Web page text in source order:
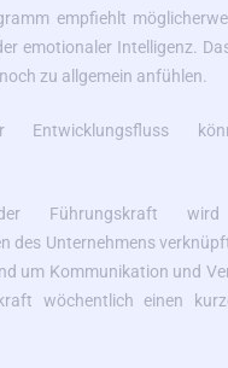
empfiehlt
emotionaler Intelligenz.
zu allgemein anfühlen.
Entwicklungsfluss
Führungskraft
des Unternehmens
um Kommunikation und
wöchentlich einen